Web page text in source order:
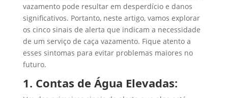
vazamento pode resultar em desperdício e danos
significativos. Portanto, neste artigo, vamos explorar
os cinco sinais de alerta que indicam a necessidade
de um serviço de caça vazamento. Fique atento a
esses sintomas para evitar problemas maiores no
futuro.
1. Contas de Água Elevadas: